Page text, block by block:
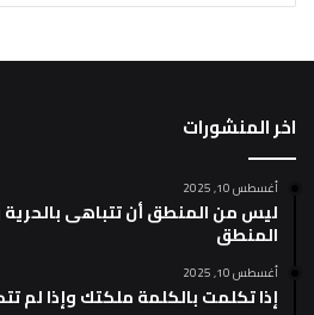
اخر المنشورات
أغسطس 10, 2025
ليس من المنطق أن تتباهى
المنطق
أغسطس 10, 2025
إذا تكلمت بالكلمة ملكتك وإذا لم